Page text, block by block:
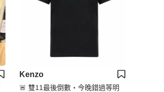
Kenzo
🚨 雙11最後倒數・今晚錯過等明